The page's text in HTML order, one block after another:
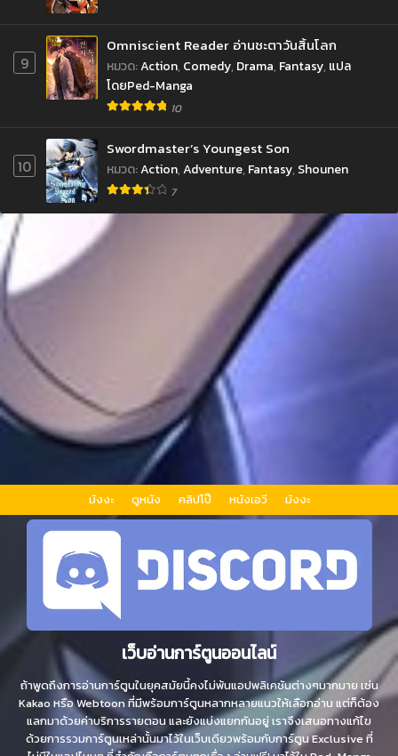
9
Omniscient Reader อ่านชะตาวันสิ้นโลก
หมวด:Action, Comedy, Drama, Fantasy, แปล
โดยPed-Manga
10
10
Swordmaster’s Youngest Son
หมวด:Action,Adventure, Fantasy, Shounen
7
มังงะ ดูหนัง คลิปโป๊ หนังเอวี มังงะ
เว็บอ่านการ์ตูนออนไลน์
ถ้าพูดถึงการอ่านการ์ตูนในยุคสมัยนี้คงไม่พ้นแอปพลิเคชันต่างๆมากมาย เช่น
Kakao หรือ Webtoon ที่มีพร้อมการ์ตูนหลากหลายแนวให้เลือกอ่าน แต่ก็ต้อง
แลกมาด้วยค่าบริการรายตอน และยังแบ่งแยกกันอยู่ เราจึงเสนอทางแก้ไข
ด้วยการรวมการ์ตูนเหล่านั้นมาไว้ในเว็บเดียวพร้อมกับการ์ตูน Exclusive ที่